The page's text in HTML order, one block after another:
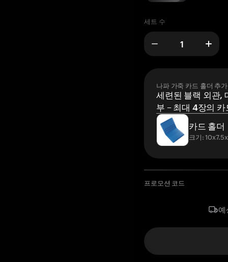
세트 수
나파 가죽 카드 홀더 추가
세련된 블랙 외관,
부 – 최대 4장의
카드 홀더
크기:
프로모션 코드
예